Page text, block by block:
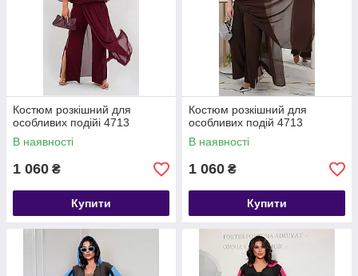
Костюм розкішний для
особливих подійі 4713
В наявності
1 060 ₴
Купити
Костюм розкішний для
особливих подій 4713
В наявності
1 060 ₴
Купити